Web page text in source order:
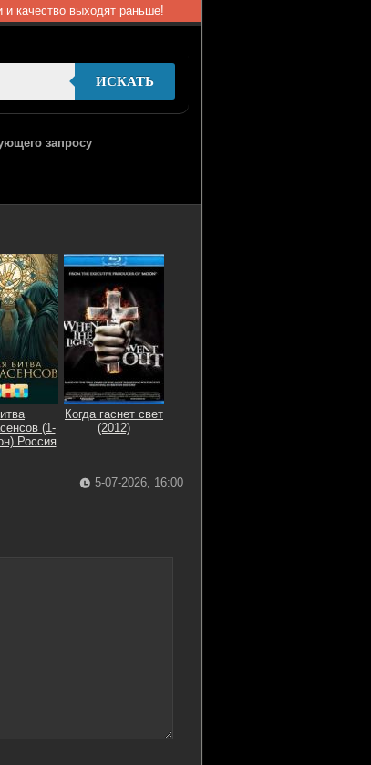
и качество выходят раньше!
ИСКАТЬ
запросу
(1-
Россия
Когда гаснет свет
(2012)
5-07-2026, 16:00